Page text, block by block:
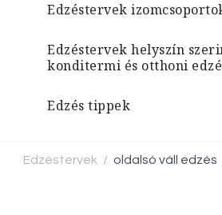
Edzéstervek
Edzéstervek helyszín
konditermi és otthoni
Edzés tippek
Edzéstervek / oldalsó váll edzés